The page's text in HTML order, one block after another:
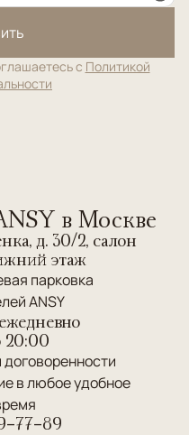
с Политикой
в Москве
д. 30/2, салон
этаж
парковка
ANSY
20:00
в любое удобное
77-89